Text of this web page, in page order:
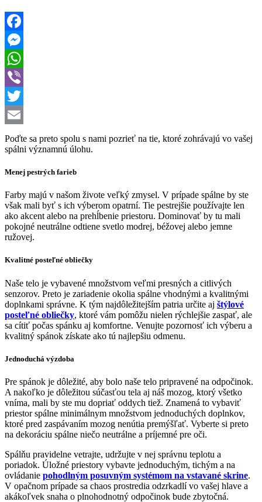
Facebook
Messenger
WhatsApp
Viber
Twitter
Email
Poďte sa preto spolu s nami pozrieť na tie, ktoré zohrávajú vo vašej
spálni významnú úlohu.
Menej pestrých farieb
Farby majú v našom živote veľký zmysel. V prípade spálne by ste
však mali byť s ich výberom opatrní. Tie pestrejšie používajte len
ako akcent alebo na prehĺbenie priestoru. Dominovať by tu mali
pokojné neutrálne odtiene svetlo modrej, béžovej alebo jemne
ružovej.
Kvalitné posteľné obliečky
Naše telo je vybavené množstvom veľmi presných a citlivých
senzorov. Preto je zariadenie okolia spálne vhodnými a kvalitnými
doplnkami správne. K tým najdôležitejším patria určite aj štýlové
posteľné obliečky, ktoré vám pomôžu nielen rýchlejšie zaspať, ale
sa cítiť počas spánku aj komfortne. Venujte pozornosť ich výberu a
kvalitný spánok získate ako tú najlepšiu odmenu.
Jednoduchá výzdoba
Pre spánok je dôležité, aby bolo naše telo pripravené na odpočinok.
A nakoľko je dôležitou súčasťou tela aj náš mozog, ktorý všetko
vníma, mali by ste mu dopriať oddych tiež. Znamená to vybaviť
priestor spálne minimálnym množstvom jednoduchých doplnkov,
ktoré pred zaspávaním mozog nenútia premýšľať. Vyberte si preto
na dekoráciu spálne niečo neutrálne a príjemné pre oči.
Spálňu pravidelne vetrajte, udržujte v nej správnu teplotu a
poriadok. Úložné priestory vybavte jednoduchým, tichým a na
ovládanie pohodlným posuvným systémom na vstavané skrine.
V opačnom prípade sa chaos prostredia odzrkadlí vo vašej hlave a
akákoľvek snaha o plnohodnotný odpočinok bude zbytočná.